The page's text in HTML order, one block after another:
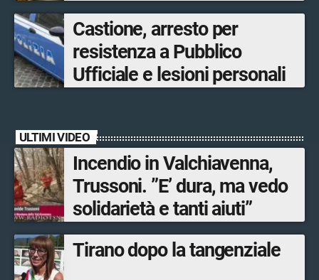
Castione, arresto per
resistenza a Pubblico
Ufficiale e lesioni personali
ULTIMI VIDEO
Incendio in Valchiavenna,
Trussoni. ”E’ dura, ma vedo
solidarietà e tanti aiuti”
Tirano dopo la tangenziale